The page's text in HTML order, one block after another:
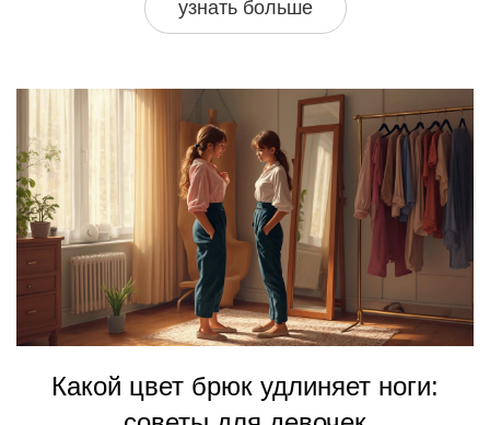
просто, честно и без мифов.
узнать больше
Какой цвет брюк удлиняет ноги: